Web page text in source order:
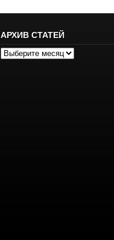
АРХИВ СТАТЕЙ
Архив